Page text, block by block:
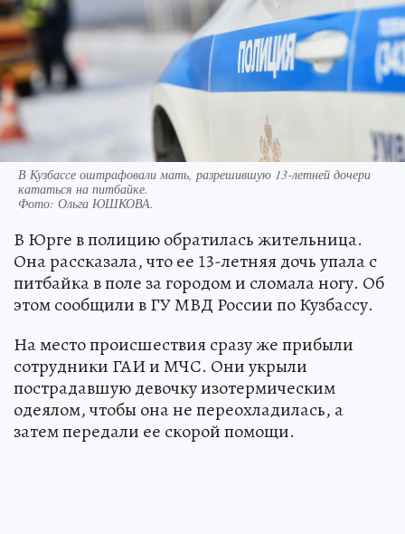
В Кузбассе оштрафовали мать, разрешившую 13‑летней дочери
кататься на питбайке.
Фото: Ольга ЮШКОВА.
В Юрге в полицию обратилась жительница.
Она рассказала, что ее 13-летняя дочь упала с
питбайка в поле за городом и сломала ногу. Об
этом сообщили в ГУ МВД России по Кузбассу.
На место происшествия сразу же прибыли
сотрудники ГАИ и МЧС. Они укрыли
пострадавшую девочку изотермическим
одеялом, чтобы она не переохладилась, а
затем передали ее скорой помощи.